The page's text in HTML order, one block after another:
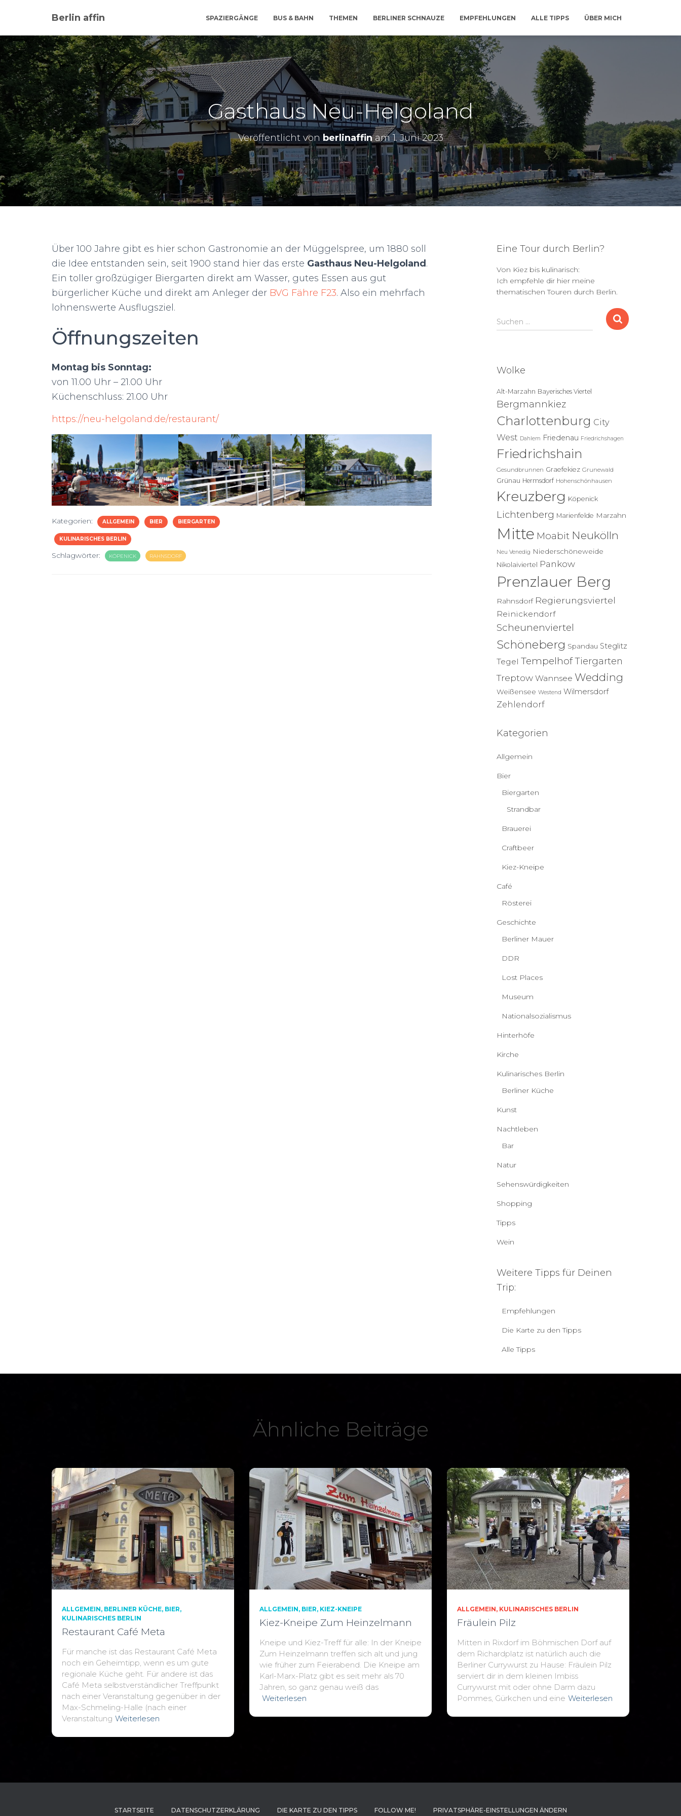
Berlin affin SPAZIERGÄNGE BUS & BAHN THEMEN BERLINER SCHNAUZE EMPFEHLUNGEN ALLE TIPPS ÜBER MICH
Gasthaus Neu-Helgoland
Veröffentlicht von berlinaffinam 1. Juni 2023
Über 100 Jahre gibt es hier schon Gastronomie an der Müggelspree, um 1880 soll
die Idee entstanden sein, seit 1900 stand hier das erste Gasthaus Neu-Helgoland .
Ein toller großzügiger Biergarten direkt am Wasser, gutes Essen aus gut
bürgerlicher Küche und direkt am Anleger der BVG Fähre F23. Also ein mehrfach
lohnenswerte Ausflugsziel.
Öffnungszeiten
Montag bis Sonntag:
von 11.00 Uhr – 21.00 Uhr
Küchenschluss: 21.00 Uhr
https://neu-helgoland.de/restaurant/
Kategorien: ALLGEMEIN BIER BIERGARTEN
KULINARISCHES BERLIN
Schlagwörter: KÖPENICK RAHNSDORF
Eine Tour durch Berlin?
Von Kiez bis kulinarisch:
Ich empfehle dir hier meine
thematischen Touren durch Berlin.
S
u
n
a
c
h
Suchen …
Wolke
Alt-Marzahn Bayerisches Viertel
Bergmannkiez
Charlottenburg City
West Dahlem Friedenau Friedrichshagen
Friedrichshain
Gesundbrunnen Graefekiez Grunewald
Grünau Hermsdorf Hohenschönhausen
Kreuzberg Köpenick
Lichtenberg Marienfelde Marzahn
Mitte Moabit Neukölln
Neu Venedig Niederschöneweide
Nikolaiviertel Pankow
Prenzlauer Berg
Rahnsdorf Regierungsviertel
Reinickendorf
Scheunenviertel
Schöneberg Spandau Steglitz
Tegel Tempelhof Tiergarten
Treptow Wannsee Wedding
Weißensee Westend Wilmersdorf
Zehlendorf
Kategorien
Allgemein
Bier
Biergarten
Strandbar
Brauerei
Craftbeer
Kiez-Kneipe
Café
Rösterei
Geschichte
Berliner Mauer
DDR
Lost Places
Museum
Nationalsozialismus
Hinterhöfe
Kirche
Kulinarisches Berlin
Berliner Küche
Kunst
Nachtleben
Bar
Natur
Sehenswürdigkeiten
Shopping
Tipps
Wein
Weitere Tipps für Deinen
Trip:
Empfehlungen
Die Karte zu den Tipps
Alle Tipps
Ähnliche Beiträge
ALLGEMEIN BERLINER KÜCHE BIER
KULINARISCHES BERLIN
Restaurant Café Meta
Für manche ist das Restaurant Café Meta
noch ein Geheimtipp, wenn es um gute
regionale Küche geht. Für andere ist das
Café Meta selbstverständlicher Treffpunkt
nach einer Veranstaltung gegenüber in der
Max-Schmeling-Halle (nach einer
Veranstaltung Weiterlesen
ALLGEMEIN BIER KIEZ-KNEIPE
Kiez-Kneipe Zum Heinzelmann
Kneipe und Kiez-Treff für alle: In der Kneipe
Zum Heinzelmann treffen sich alt und jung
wie früher zum Feierabend. Die Kneipe am
Karl-Marx-Platz gibt es seit mehr als 70
Jahren, so ganz genau weiß das
Weiterlesen
ALLGEMEIN KULINARISCHES BERLIN
Fräulein Pilz
Mitten in Rixdorf im Böhmischen Dorf auf
dem Richardplatz ist natürlich auch die
Berliner Currywurst zu Hause: Fräulein Pilz
serviert dir in dem kleinen Imbiss
Currywurst mit oder ohne Darm dazu
Pommes, Gürkchen und eine Weiterlesen
STARTSEITE DATENSCHUTZERKLÄRUNG DIE KARTE ZU DEN TIPPS FOLLOW ME! PRIVATSPHÄRE-EINSTELLUNGEN ÄNDERN